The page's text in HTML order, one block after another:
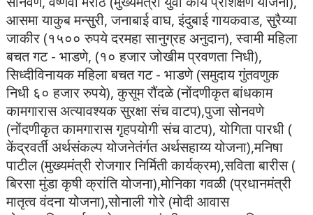
आसमा याकुब मन्सुरी, जनाबाई वाघ, इंदुबाई गायकवाड, सुरैय्या
जाकीर (१५०० रुपये दरमहा सानुग्रह अनुदान), स्वामी महिला
बचत गट - भाडणे, (१० हजार जोखीम प्रवणता निधी),
सिध्दीविनायक महिला बचत गट - भाडणे (समुदाय गुंतवणुक
निधी ६० हजार रुपये), कुसूम रौंदळे (नोंदणीकृत बांधकाम
कामगारास अत्यावश्यक सुरक्षा संच वाटप),पुजा सोनवणे
(नोंदणीकृत कामगारास गृहपयोगी संच वाटप), योगिता पारधी (
केंद्रवर्ती अर्थसंकल्प योजनेतंर्गत अर्थसहाय्य योजना),मनिषा
पाटील (मुख्यमंत्री रोजगार निर्मिती कार्यक्रम),सविता बारीस (
बिरसा मुंडा कृषी क्रांति योजना),मोनिका गवळी (प्रधानमंत्री
मातृत्व वंदना योजना),सोनाली गोरे (मोदी आवास